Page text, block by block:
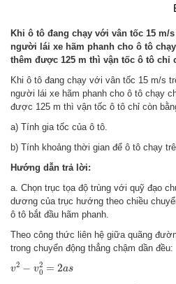
Khi ô tô đang chạy với vân tốc 15
người lái xe hãm phanh cho ô tô
thêm được 125 m thì vận tốc ô tô chỉ
Khi ô tô đang chạy với vân tốc 15 m/s
người lái xe hãm phanh cho ô tô chạy
được 125 m thì vận tốc ô tô chỉ còn
a) Tính gia tốc của ô tô.
b) Tính khoảng thời gian để ô tô chạy
Hướng dẫn trả lời:
a. Chọn trục tọa độ trùng với quỹ đạo
dương của trục hướng theo chiều
ô tô bắt đầu hãm phanh.
Theo công thức liên hệ giữa quãng
trong chuyển động thẳng chậm dần đều:
v2 − v2
0 = 2as
2 2 a